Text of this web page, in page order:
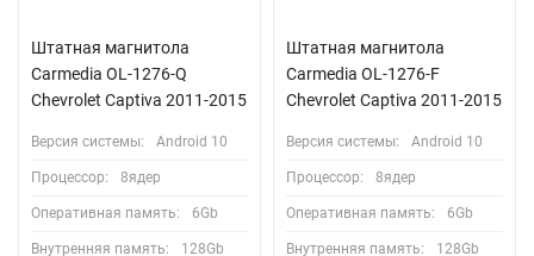
Штатная магнитола
Carmedia OL-1276-Q
Chevrolet Captiva 2011-2015
Версия системы: Android 10
Процессор: 8ядер
Оперативная память: 6Gb
Внутренняя память: 128Gb
Штатная магнитола
Carmedia OL-1276-F
Chevrolet Captiva 2011-2015
Версия системы: Android 10
Процессор: 8ядер
Оперативная память: 6Gb
Внутренняя память: 128Gb